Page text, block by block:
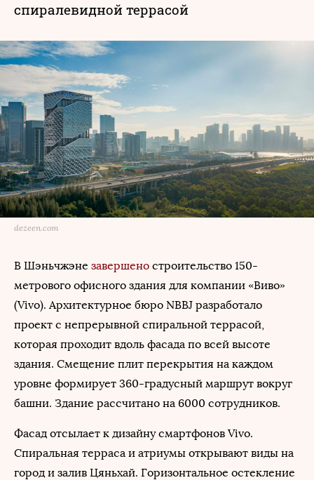
спиралевидной террасой
dezeen.com
В Шэньчжэне завершено строительство 150-
метрового офисного здания для компании «Виво»
(Vivo). Архитектурное бюро NBBJ разработало
проект с непрерывной спиральной террасой,
которая проходит вдоль фасада по всей высоте
здания. Смещение плит перекрытия на каждом
уровне формирует 360-градусный маршрут вокруг
башни. Здание рассчитано на 6000 сотрудников.
Фасад отсылает к дизайну смартфонов Vivo.
Спиральная терраса и атриумы открывают виды на
город и залив Цяньхай. Горизонтальное остекление